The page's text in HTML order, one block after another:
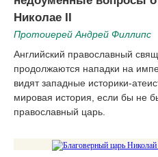
Николае II
Протоиерей Андрей Филлипс
Английский православный
продолжаются нападки на
видят западные историки-
мировая история, если бы не
православный царь.